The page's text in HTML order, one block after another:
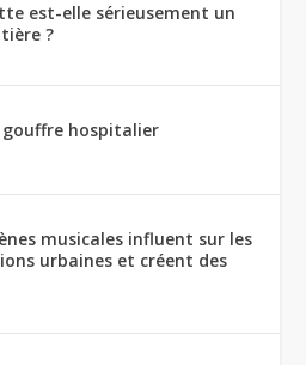
est-elle sérieusement un
?
gouffre hospitalier
musicales influent sur les
urbaines et créent des